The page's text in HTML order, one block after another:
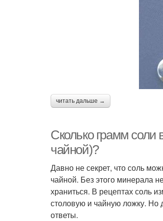
читать дальше →
Сколько грамм соли
чайной)?
Давно не секрет, что соль
чайной. Без этого минерала
храниться. В рецептах соль
столовую и чайную ложку. Но
ответы.